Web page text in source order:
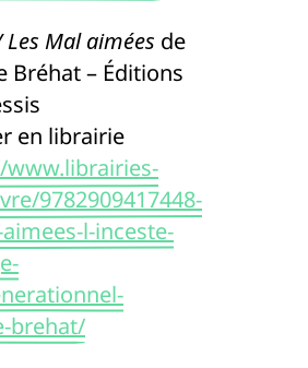
Les Mal aimées de
Bréhat – Éditions
en librairie
9782909417448-
l-inceste-
brehat/